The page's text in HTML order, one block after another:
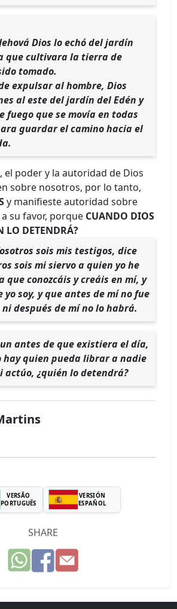
Dios lo echó del jardín
que cultivara la tierra de
tomado.
expulsar al hombre, Dios
al este del jardín del Edén y
fuego que se movía en todas
guardar el camino hacia el
el poder y la autoridad de Dios
sobre nosotros, por lo tanto,
y manifieste autoridad sobre
su favor, porque CUANDO DIOS
LO DETENDRÁ?
sois mis testigos, dice
sois mi siervo a quien yo he
que conozcáis y creáis en mí, y
soy, y que antes de mí no fue
después de mí no lo habrá.
antes de que existiera el día,
hay quien pueda librar a nadie
actúo, ¿quién lo detendrá?
VERSÃO
PORTUGUÊS
VERSIÓN
ESPAÑOL
SHARE